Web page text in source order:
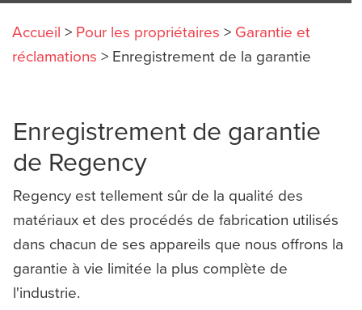
Accueil > Pour les propriétaires > Garantie et
réclamations > Enregistrement de la garantie
Enregistrement de garantie
de Regency
Regency est tellement sûr de la qualité des
matériaux et des procédés de fabrication utilisés
dans chacun de ses appareils que nous offrons la
garantie à vie limitée la plus complète de
l'industrie.